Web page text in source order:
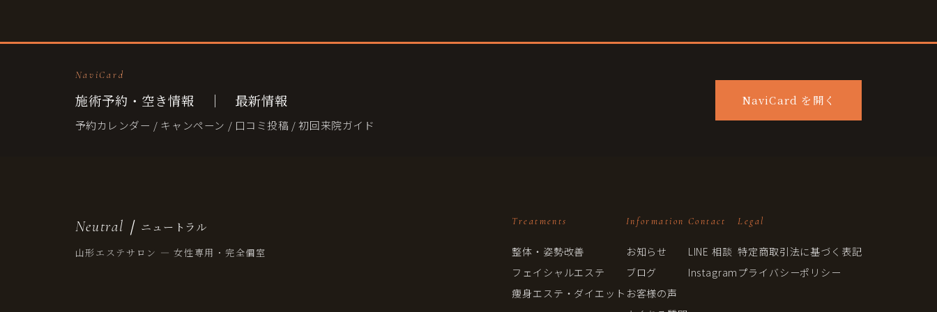
NaviCard
施術予約・空き情報 ｜ 最新情報
予約カレンダー / キャンペーン / 口コミ投稿 / 初回来院ガイド
NaviCard を開く
Neutral｜ ニュートラル
山形エステサロン — 女性専用・完全個室
Treatments
整体・姿勢改善
フェイシャルエステ
痩身エステ・ダイエット
Information
お知らせ
ブログ
お客様の声
Contact
LINE 相談
Instagram
Legal
特定商取引法に基づく表記
プライバシーポリシー